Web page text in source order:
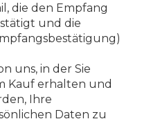
die den Empfang
und die
uns, in der Sie
Kauf erhalten und
Ihre
Daten zu